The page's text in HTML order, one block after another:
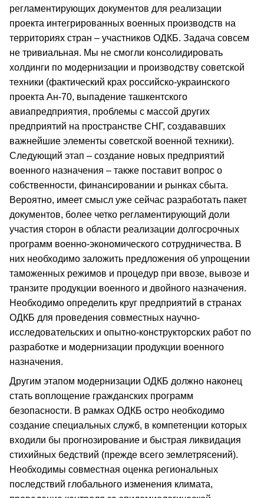
регламентирующих документов для реализации
проекта интегрированных военных производств на
территориях стран – участников ОДКБ. Задача совсем
не тривиальная. Мы не смогли консолидировать
холдинги по модернизации и производству советской
техники (фактический крах российско-украинского
проекта Ан-70, выпадение ташкентского
авиапредприятия, проблемы с массой других
предприятий на пространстве СНГ, создававших
важнейшие элементы советской военной техники).
Следующий этап – создание новых предприятий
военного назначения – также поставит вопрос о
собственности, финансировании и рынках сбыта.
Вероятно, имеет смысл уже сейчас разработать пакет
документов, более четко регламентирующий доли
участия сторон в области реализации долгосрочных
программ военно-экономического сотрудничества. В
них необходимо заложить предложения об упрощении
таможенных режимов и процедур при ввозе, вывозе и
транзите продукции военного и двойного назначения.
Необходимо определить круг предприятий в странах
ОДКБ для проведения совместных научно-
исследовательских и опытно-конструкторских работ по
разработке и модернизации продукции военного
назначения.
Другим этапом модернизации ОДКБ должно наконец
стать воплощение гражданских программ
безопасности. В рамках ОДКБ остро необходимо
создание специальных служб, в компетенции которых
входили бы прогнозирование и быстрая ликвидация
стихийных бедствий (прежде всего землетрясений).
Необходимы совместная оценка региональных
последствий глобального изменения климата,